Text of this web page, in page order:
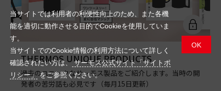
THERMOS UNIQUE PRODUCTS
過去のユニークなサーモス製品をご紹介します。当時の開
発者の苦労話も必見です（毎月15日更新）
当サイトでは利用者の利便性向上のため、また各機
能を適切に動作させる目的でCookieを使用していま
す。
当サイトでのCookie情報の利用方法について詳しく
確認されたい方は、 サーモス公式サイト「サイトポ
リシー」をご参照ください。
OK